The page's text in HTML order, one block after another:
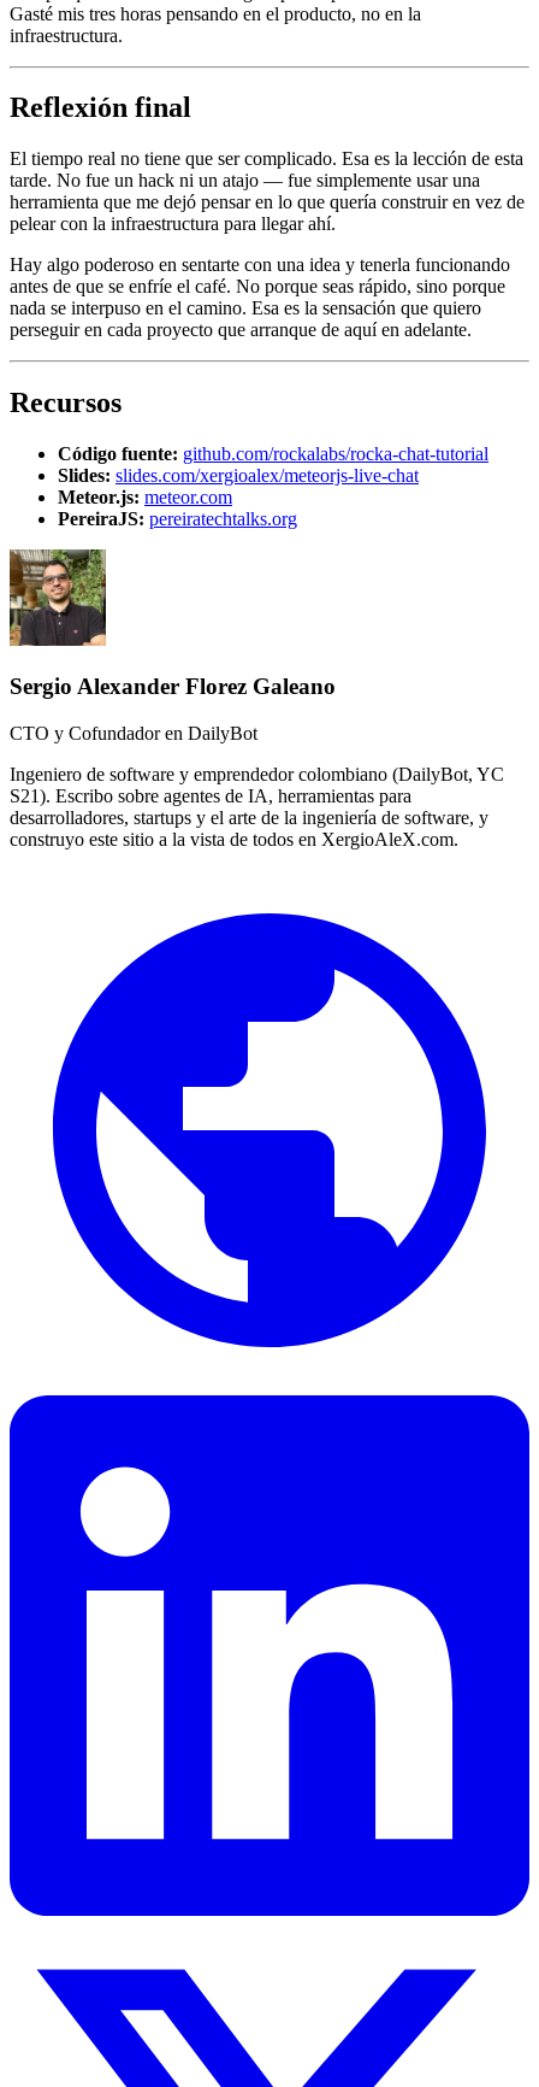
Gasté mis tres horas pensando en el producto, no en la
infraestructura.
Reflexión final
El tiempo real no tiene que ser complicado. Esa es la lección de esta
tarde. No fue un hack ni un atajo — fue simplemente usar una
herramienta que me dejó pensar en lo que quería construir en vez de
pelear con la infraestructura para llegar ahí.
Hay algo poderoso en sentarte con una idea y tenerla funcionando
antes de que se enfríe el café. No porque seas rápido, sino porque
nada se interpuso en el camino. Esa es la sensación que quiero
perseguir en cada proyecto que arranque de aquí en adelante.
Recursos
Código fuente: github.com/rockalabs/rocka-chat-tutorial
Slides: slides.com/xergioalex/meteorjs-live-chat
Meteor.js: meteor.com
PereiraJS: pereiratechtalks.org
Sergio Alexander Florez Galeano
CTO y Cofundador en DailyBot
Ingeniero de software y emprendedor colombiano (DailyBot, YC
S21). Escribo sobre agentes de IA, herramientas para
desarrolladores, startups y el arte de la ingeniería de software, y
construyo este sitio a la vista de todos en XergioAleX.com.